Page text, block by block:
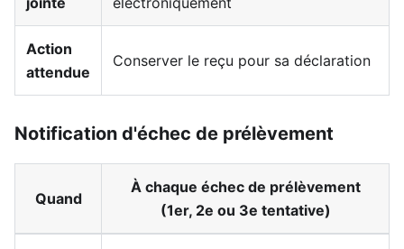
Action
attendue
Conserver le reçu pour sa déclaration
Notification d'échec de prélèvement
Quand
À chaque échec de prélèvement
(1er, 2e ou 3e tentative)